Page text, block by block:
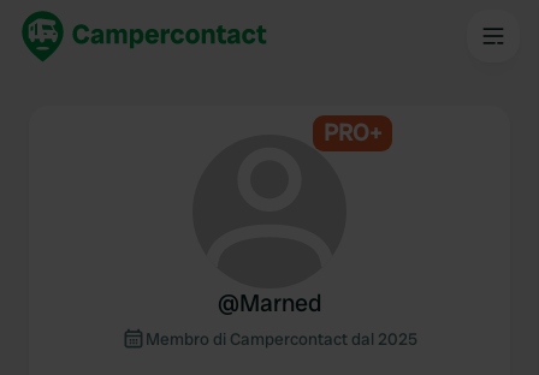
PRO+
@Marned
Membro di Campercontact dal 2025